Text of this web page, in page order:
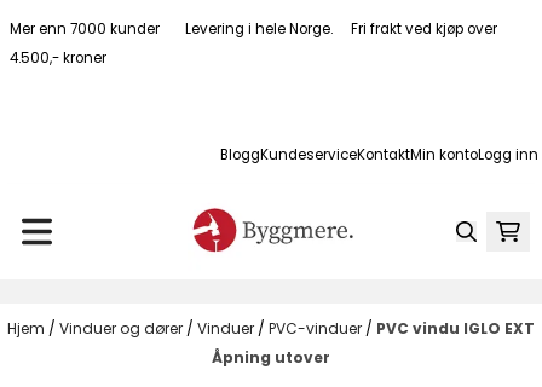
Hopp til innhold
Mer enn 7000 kunder Levering i hele Norge. Fri frakt ved kjøp over
4.500,- kroner
BloggKundeserviceKontaktMin kontoLogg inn
Hjem / Vinduer og dører / Vinduer / PVC-vinduer / PVC vindu IGLO EXT
Åpning utover